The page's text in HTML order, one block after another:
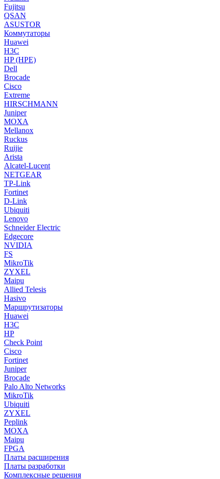
Fujitsu
QSAN
ASUSTOR
Коммутаторы
Huawei
H3C
HP (HPE)
Dell
Brocade
Cisco
Extreme
HIRSCHMANN
Juniper
MOXA
Mellanox
Ruckus
Ruijie
Arista
Alcatel-Lucent
NETGEAR
TP-Link
Fortinet
D-Link
Ubiquiti
Lenovo
Schneider Electric
Edgecore
NVIDIA
FS
MikroTik
ZYXEL
Maipu
Allied Telesis
Hasivo
Маршрутизаторы
Huawei
H3C
HP
Check Point
Cisco
Fortinet
Juniper
Brocade
Palo Alto Networks
MikroTik
Ubiquiti
ZYXEL
Peplink
MOXA
Maipu
FPGA
Платы расширения
Платы разработки
Комплексные решения